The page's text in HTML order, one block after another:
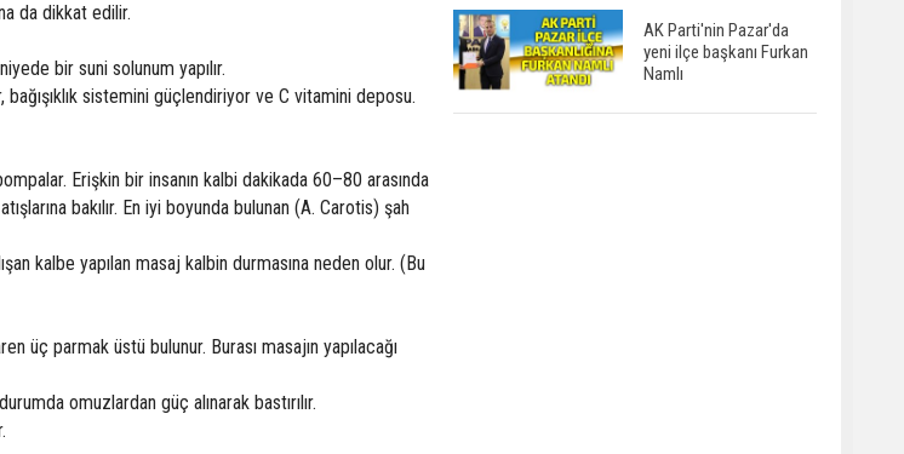
da dikkat edilir.
bir suni solunum yapılır.
sistemini güçlendiriyor ve C vitamini deposu.
Erişkin bir insanın kalbi dakikada 60–80 arasında
bakılır. En iyi boyunda bulunan (A. Carotis) şah
kalbe yapılan masaj kalbin durmasına neden olur. (Bu
üç parmak üstü bulunur. Burası masajın yapılacağı
omuzlardan güç alınarak bastırılır.
AK Parti'nin Pazar'da
yeni ilçe başkanı Furkan
Namlı